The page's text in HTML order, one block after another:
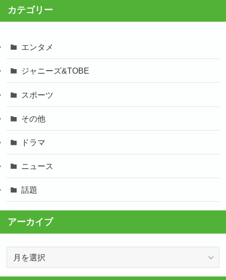
カテゴリー
エンタメ
ジャニーズ&TOBE
スポーツ
その他
ドラマ
ニュース
話題
アーカイブ
カ